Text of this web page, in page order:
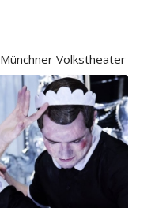
Münchner Volkstheater